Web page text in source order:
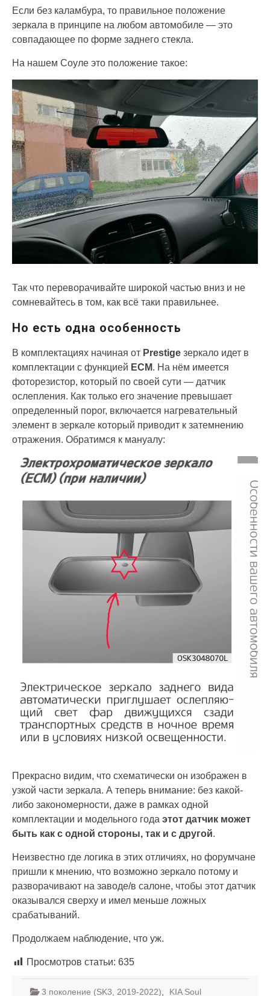
Если без каламбура, то правильное положение
зеркала в принципе на любом автомобиле — это
совпадающее по форме заднего стекла.
На нашем Соуле это положение такое:
Так что переворачивайте широкой частью вниз и не
сомневайтесь в том, как всё таки правильнее.
Но есть одна особенность
В комплектациях начиная от Prestige зеркало идет в
комплектации с функцией ECM. На нём имеется
фоторезистор, который по своей сути — датчик
ослепления. Как только его значение превышает
определенный порог, включается нагревательный
элемент в зеркале который приводит к затемнению
отражения. Обратимся к мануалу:
Прекрасно видим, что схематически он изображен в
узкой части зеркала. А теперь внимание: без какой-
либо закономерности, даже в рамках одной
комплектации и модельного года этот датчик может
быть как с одной стороны, так и с другой.
Неизвестно где логика в этих отличиях, но форумчане
пришли к мнению, что возможно зеркало потому и
разворачивают на заводе/в салоне, чтобы этот датчик
оказывался сверху и имел меньше ложных
срабатываний.
Продолжаем наблюдение, что уж.
Просмотров статьи: 635
3 поколение (SK3, 2019-2022) KIA Soul